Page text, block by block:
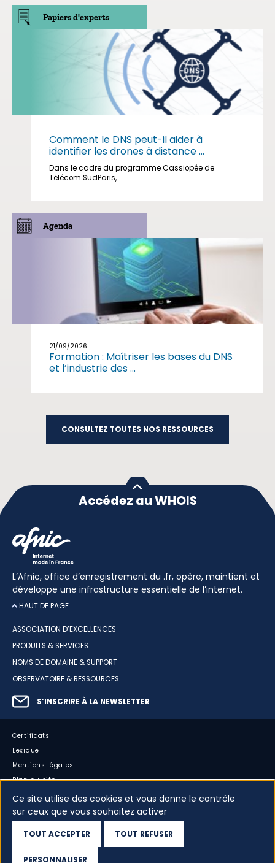
Papiers d'experts
Comment le DNS peut-il aider à
identifier les drones à distance ...
Dans le cadre du programme Cassiopée de
Télécom SudParis, ...
Agenda
21/09/2026
Formation : Maîtriser les bases du DNS
et l’industrie des ...
CONSULTEZ TOUTES NOS RESSOURCES
Accédez au WHOIS
L’Afnic, office d’enregistrement du .fr, opère, maintient et
développe une infrastructure essentielle de l’internet.
HAUT DE PAGE
ASSOCIATION D’EXCELLENCES
PRODUITS & SERVICES
NOMS DE DOMAINE & SUPPORT
OBSERVATOIRE & RESSOURCES
S’INSCRIRE À LA NEWSLETTER
Certificats
Lexique
Mentions légales
Plan du site
Accessibilité : partiellement conforme
Cookies
Dispositif d’alerte
Ce site utilise des cookies et vous donne le contrôle
sur ceux que vous souhaitez activer
TOUT ACCEPTER TOUT REFUSER
PERSONNALISER